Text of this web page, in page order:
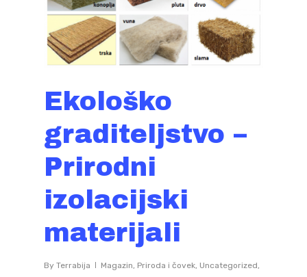
Ekološko
graditeljstvo –
Prirodni
izolacijski
materijali
By Terrabija Magazin Priroda i čovek Uncategorized